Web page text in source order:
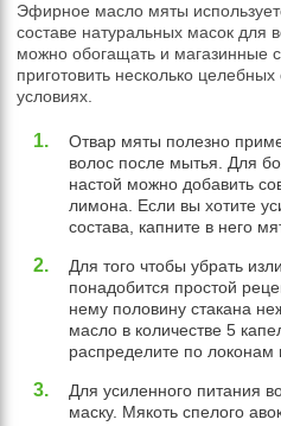
Эфирное масло мяты
составе натуральных масок
можно обогащать и магазинные
приготовить несколько
условиях.
Отвар мяты полезно
волос после мытья. Для
настой можно добавить
лимона. Если вы хотите
состава, капните в него
Для того чтобы убрать
понадобится простой
нему половину стакана
масло в количестве 5
распределите по локонам
Для усиленного питания
маску. Мякоть спелого